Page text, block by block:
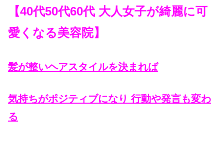
【40代50代60代 大人女子が綺麗に可
愛くなる美容院】
髪が整いヘアスタイルを決まれば
気持ちがポジティブになり 行動や発言も変わ
る